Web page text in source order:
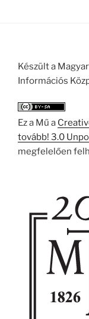
Készült a
Információs
Ez a Mű a
tovább! 3.0
megfelelően